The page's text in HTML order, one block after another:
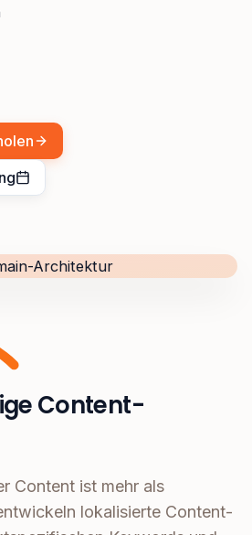
Content-
Content ist mehr als
lokalisierte Content-